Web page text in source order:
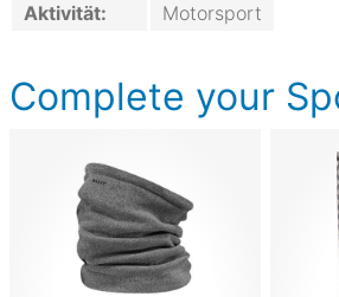
Aktivität: Motorsport
Complete your